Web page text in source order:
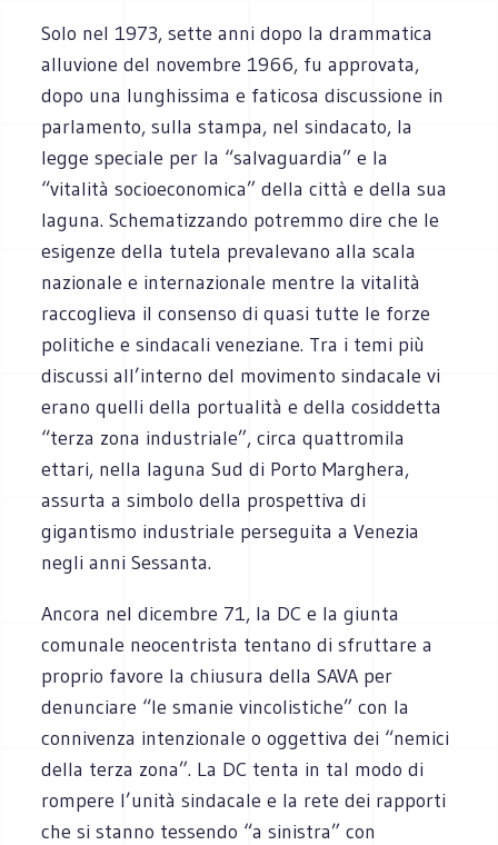
Solo nel 1973, sette anni dopo la drammatica
alluvione del novembre 1966, fu approvata,
dopo una lunghissima e faticosa discussione in
parlamento, sulla stampa, nel sindacato, la
legge speciale per la “salvaguardia” e la
“vitalità socioeconomica” della città e della sua
laguna. Schematizzando potremmo dire che le
esigenze della tutela prevalevano alla scala
nazionale e internazionale mentre la vitalità
raccoglieva il consenso di quasi tutte le forze
politiche e sindacali veneziane. Tra i temi più
discussi all’interno del movimento sindacale vi
erano quelli della portualità e della cosiddetta
“terza zona industriale”, circa quattromila
ettari, nella laguna Sud di Porto Marghera,
assurta a simbolo della prospettiva di
gigantismo industriale perseguita a Venezia
negli anni Sessanta.
Ancora nel dicembre 71, la DC e la giunta
comunale neocentrista tentano di sfruttare a
proprio favore la chiusura della SAVA per
denunciare “le smanie vincolistiche” con la
connivenza intenzionale o oggettiva dei “nemici
della terza zona”. La DC tenta in tal modo di
rompere l’unità sindacale e la rete dei rapporti
che si stanno tessendo “a sinistra” con